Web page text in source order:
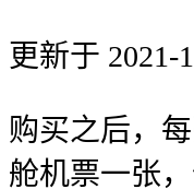
更新于 2021-
购买之后，
舱机票一张